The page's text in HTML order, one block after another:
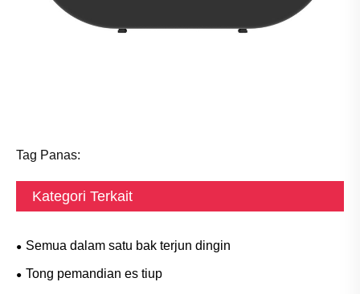
Tag Panas:
Kategori Terkait
Semua dalam satu bak terjun dingin
Tong pemandian es tiup